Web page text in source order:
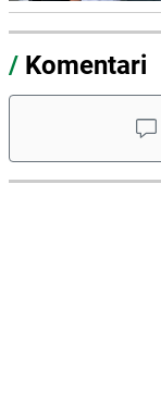
/ Komentari